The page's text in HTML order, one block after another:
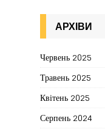
АРХІВИ
Червень 2025
Травень 2025
Квітень 2025
Серпень 2024